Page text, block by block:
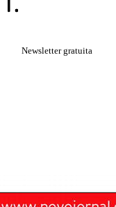
Newsletter gratuita